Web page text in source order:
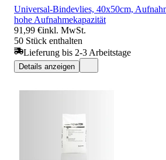
Universal-Bindevlies, 40x50cm,
hohe Aufnahmekapazität
91,99 €inkl. MwSt.
50 Stück enthalten
Lieferung bis 2-3 Arbeitstage
Details anzeigen